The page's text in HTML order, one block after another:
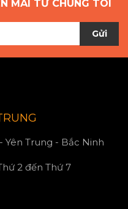
MÃI TỪ CHÚNG TÔI
Gửi
Yên Trung - Bắc Ninh
2 đến Thứ 7